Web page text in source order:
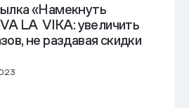
«Намекнуть
LA VIKA: увеличить
не раздавая скидки